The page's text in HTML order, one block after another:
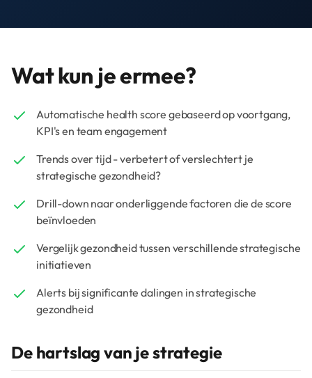
Wat kun je ermee?
Automatische health score gebaseerd op voortgang,
KPI's en team engagement
Trends over tijd - verbetert of verslechtert je
strategische gezondheid?
Drill-down naar onderliggende factoren die de score
beïnvloeden
Vergelijk gezondheid tussen verschillende strategische
initiatieven
Alerts bij significante dalingen in strategische
gezondheid
De hartslag van je strategie